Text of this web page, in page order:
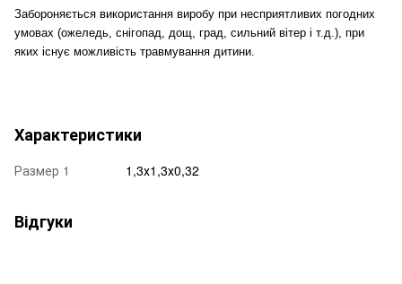
Забороняється використання виробу при несприятливих погодних
умовах (ожеледь, снігопад, дощ, град, сильний вітер і т.д.), при
яких існує можливість травмування дитини.
Характеристики
Размер 1 1,3х1,3х0,32
Відгуки